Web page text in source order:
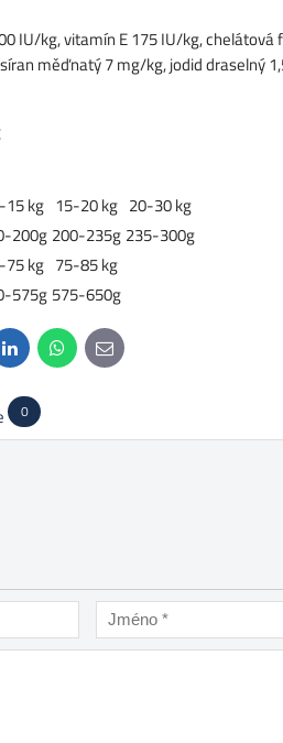
IU/kg, vitamín E 175 IU/kg,
měďnatý 7 mg/kg, jodid draselný
15 kg 15-20 kg 20-30 kg
200g 200-235g 235-300g
75 kg 75-85 kg
575g 575-650g
LinkedInWhatsApp
E-
mail
0